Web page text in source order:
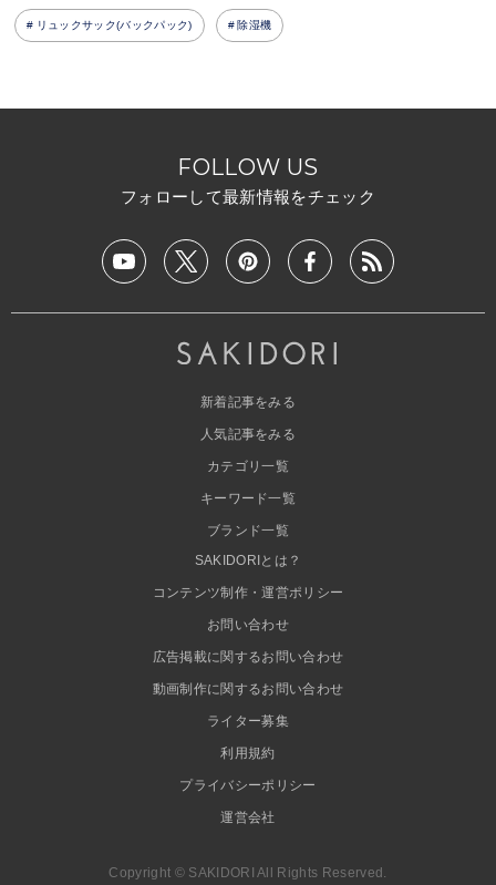
リュックサック(バックパック) 除湿機
FOLLOW US
フォローして最新情報をチェック
新着記事をみる
人気記事をみる
カテゴリ一覧
キーワード一覧
ブランド一覧
SAKIDORIとは？
コンテンツ制作・運営ポリシー
お問い合わせ
広告掲載に関するお問い合わせ
動画制作に関するお問い合わせ
ライター募集
利用規約
プライバシーポリシー
運営会社
Copyright © SAKIDORI All Rights Reserved.